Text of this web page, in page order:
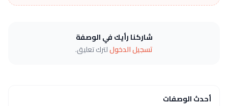
شاركنا رأيك في الوصفة
تسجيل الدخوللترك تعليق.
أحدث الوصفات